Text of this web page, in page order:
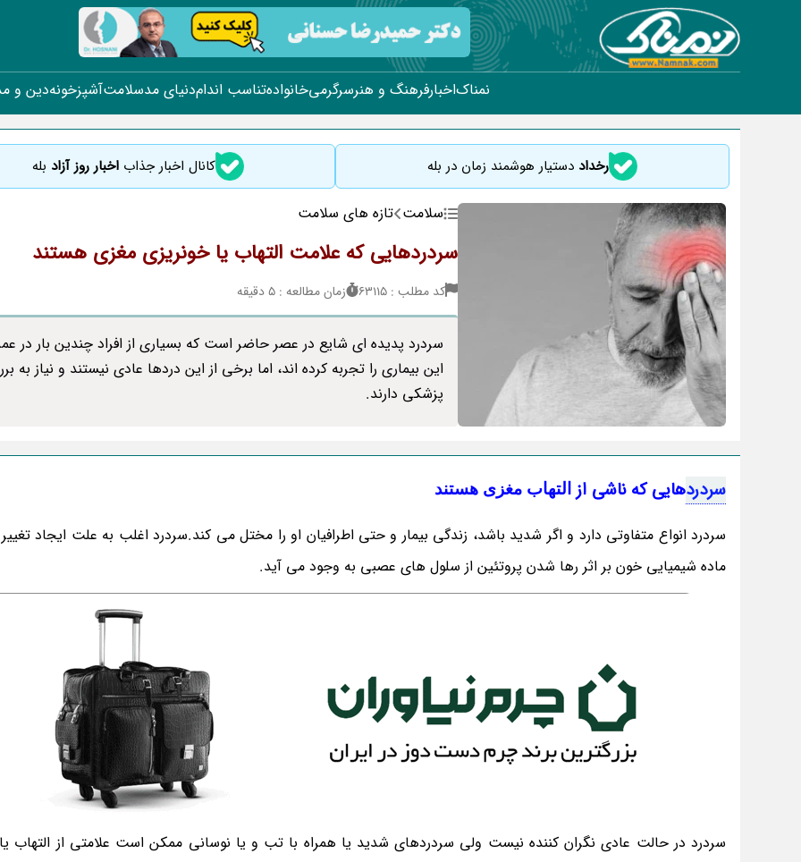
نمناکاخبارفرهنگ و هنرسرگرمیخانوادهتناسب اندامدنیای مدسلامتآشپزخونهدین و
رخداد دستیار هوشمند زمان در بله کانال اخبار جذاب اخبار روز آزاد بله
سلامت تازه های سلامت
سردردهایی که علامت التهاب یا خونریزی مغزی هستند
کد مطلب : 63115 زمان مطالعه : 5 دقیقه
سردرد پدیده ای شایع در عصر حاضر است که بسیاری از افراد چندین بار در
این بیماری را تجربه کرده اند، اما برخی از این دردها عادی نیستند و نیاز به
پزشکی دارند.
سردردهایی که ناشی از التهاب مغزی هستند
سردرد انواع متفاوتی دارد و اگر شدید باشد، زندگی بیمار و حتی اطرافیان او را مختل می کند.سردرد اغلب به علت ایجاد
ماده شیمیایی خون بر اثر رها شدن پروتئین از سلول های عصبی به وجود می آید.
سردرد در حالت عادی نگران کننده نیست ولی سردردهای شدید یا همراه با تب و یا نوسانی ممکن است علامتی از التهاب